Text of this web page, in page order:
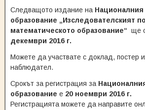
Следващото издание на
образование „Изследователският
математическото образование“ ще
декември 2016 г.
Можете да участвате с доклад, постер
наблюдател.
Срокът за регистрация за
образование е 20 ноември 2016 г.
Регистрацията можете да направите